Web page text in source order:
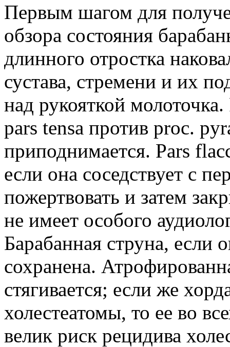
Первым шагом для
обзора состояния
длинного отростка
сустава, стремени и их
над рукояткой
pars tensa против proc.
приподнимается. Pars
если она соседствует с
пожертвовать и затем
не имеет особого
Барабанная струна, если
сохранена.
стягивается; если же
холестеатомы, то ее во
велик риск рецидива